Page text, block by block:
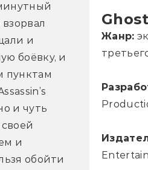
Жанр:
и
боёвку, и
пунктам
и чуть
и
обойти